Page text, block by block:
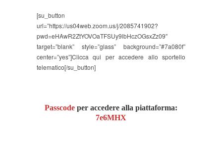
[su_button
url=”https://us04web.zoom.us/j/2085741902?
pwd=eHAwR2ZtYOVOaTFSUy9lbHczOGsxZz09″
target=”blank” style=”glass” background=”#7a080f”
center=”yes”]Clicca qui per accedere allo sportello
telematico[/su_button]
Passcode per accedere alla piattaforma:
7e6MHX